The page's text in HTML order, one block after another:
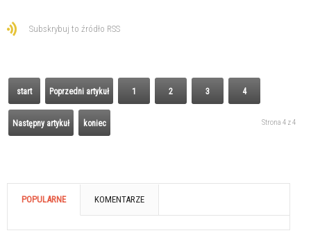
Subskrybuj to źródło RSS
start Poprzedni artykuł 1 2 3 4
Następny artykuł koniec Strona 4 z 4
POPULARNE KOMENTARZE